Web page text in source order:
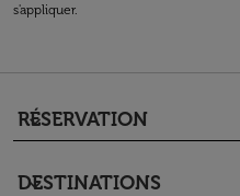
s'appliquer.
RÉSERVATION
keyboard_arrow_down
DESTINATIONS
keyboard_arrow_down